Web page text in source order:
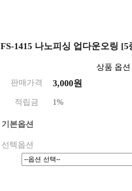
FS-1415 나노피싱 업다운오링
상품 옵션
판매가격
3,000원
적립금 1%
기본옵션
선텍옵션